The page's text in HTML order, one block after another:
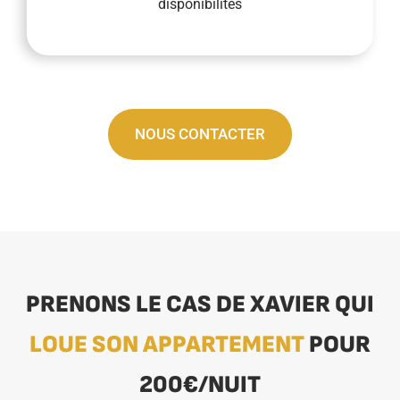
disponibilités
NOUS CONTACTER
PRENONS LE CAS DE XAVIER QUI
LOUE SON APPARTEMENTPOUR
200€/NUIT